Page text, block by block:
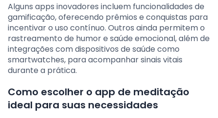
Alguns apps inovadores incluem funcionalidades de
gamificação, oferecendo prêmios e conquistas para
incentivar o uso contínuo. Outros ainda permitem o
rastreamento de humor e saúde emocional, além de
integrações com dispositivos de saúde como
smartwatches, para acompanhar sinais vitais
durante a prática.
Como escolher o app de meditação
ideal para suas necessidades